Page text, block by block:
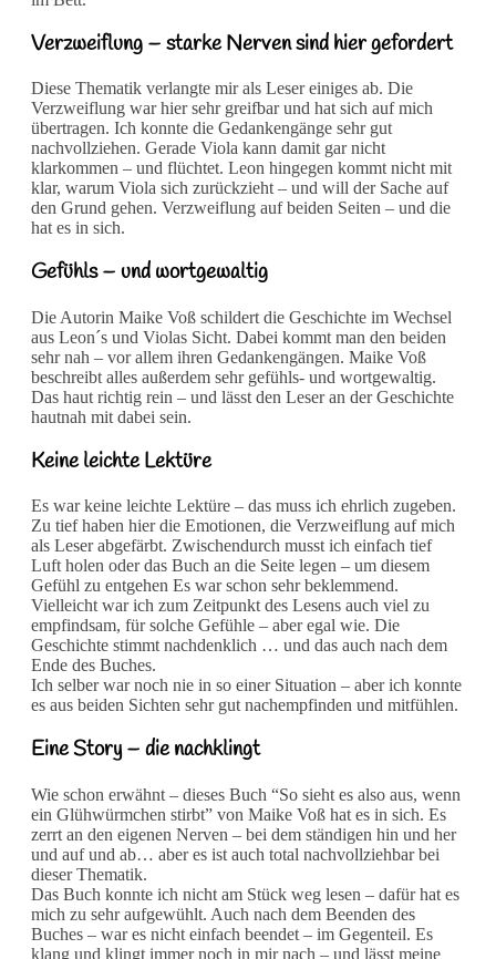
Verzweiflung – starke Nerven sind hier gefordert
Diese Thematik verlangte mir als Leser einiges ab. Die
Verzweiflung war hier sehr greifbar und hat sich auf mich
übertragen. Ich konnte die Gedankengänge sehr gut
nachvollziehen. Gerade Viola kann damit gar nicht
klarkommen – und flüchtet. Leon hingegen kommt nicht mit
klar, warum Viola sich zurückzieht – und will der Sache auf
den Grund gehen. Verzweiflung auf beiden Seiten – und die
hat es in sich.
Gefühls – und wortgewaltig
Die Autorin Maike Voß schildert die Geschichte im Wechsel
aus Leon´s und Violas Sicht. Dabei kommt man den beiden
sehr nah – vor allem ihren Gedankengängen. Maike Voß
beschreibt alles außerdem sehr gefühls- und wortgewaltig.
Das haut richtig rein – und lässt den Leser an der Geschichte
hautnah mit dabei sein.
Keine leichte Lektüre
Es war keine leichte Lektüre – das muss ich ehrlich zugeben.
Zu tief haben hier die Emotionen, die Verzweiflung auf mich
als Leser abgefärbt. Zwischendurch musst ich einfach tief
Luft holen oder das Buch an die Seite legen – um diesem
Gefühl zu entgehen Es war schon sehr beklemmend.
Vielleicht war ich zum Zeitpunkt des Lesens auch viel zu
empfindsam, für solche Gefühle – aber egal wie. Die
Geschichte stimmt nachdenklich … und das auch nach dem
Ende des Buches.
Ich selber war noch nie in so einer Situation – aber ich konnte
es aus beiden Sichten sehr gut nachempfinden und mitfühlen.
Eine Story – die nachklingt
Wie schon erwähnt – dieses Buch “So sieht es also aus, wenn
ein Glühwürmchen stirbt” von Maike Voß hat es in sich. Es
zerrt an den eigenen Nerven – bei dem ständigen hin und her
und auf und ab… aber es ist auch total nachvollziehbar bei
dieser Thematik.
Das Buch konnte ich nicht am Stück weg lesen – dafür hat es
mich zu sehr aufgewühlt. Auch nach dem Beenden des
Buches – war es nicht einfach beendet – im Gegenteil. Es
klang und klingt immer noch in mir nach – und lässt meine